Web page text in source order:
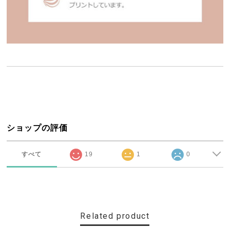
ショップの評価
すべて 19 1 0
Related product